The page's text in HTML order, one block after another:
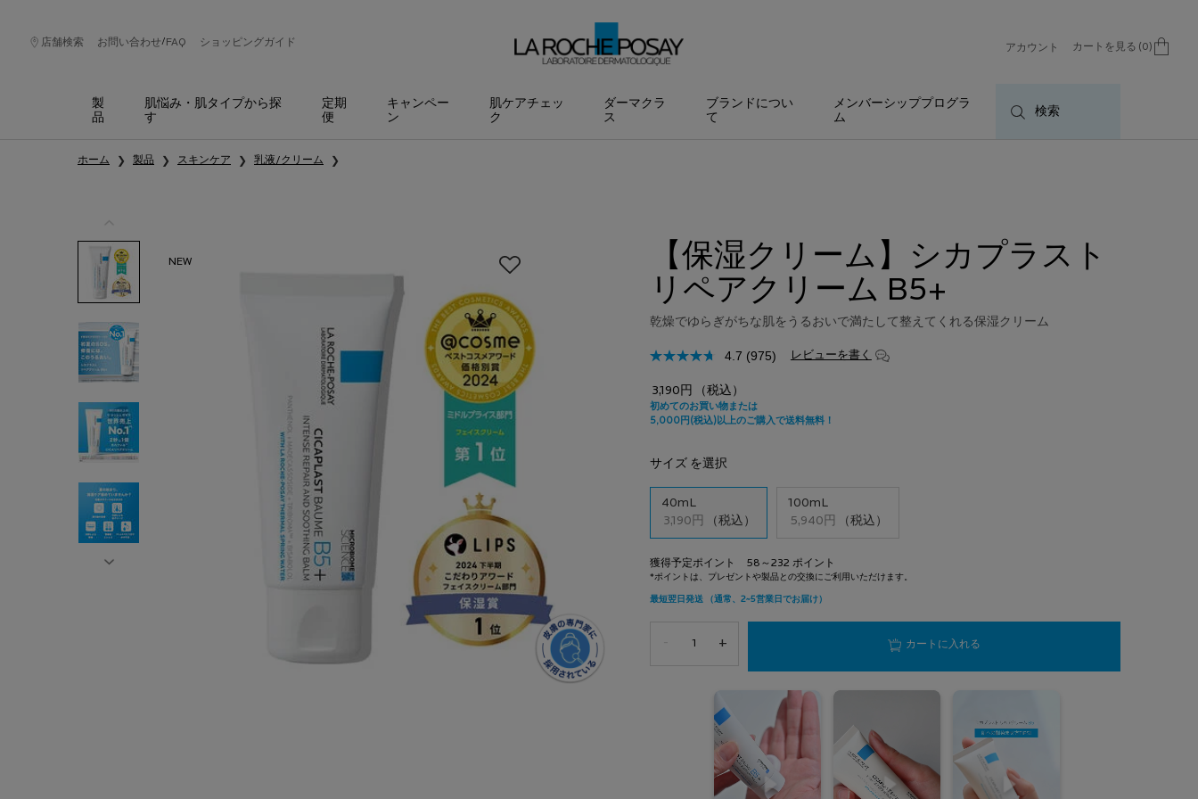
店舗検索 お問い合わせ/ FAQ ショッピングガイド
アカウント カートを見る 0
0 カート内の製品
製
品
肌悩み・肌タイプから探
す
定期
便
キャンペー
ン
肌ケアチェッ
ク
ダーマクラ
ス
ブランドについ
て
メンバーシッププログラ
ム
検索
ホーム
製品 スキンケア 乳液/クリーム
【保湿クリーム】シカプラスト
リペアクリーム B5+​
乾燥でゆらぎがちな肌をうるおいで満たして整えてくれる保湿クリーム
4.7 (975) レビューを書く
NEW
3,190円 （税込）
サイズ を選択
選択済み
40mL
3,190円
（税込）
, 1/2 選択済み
100mL
5,940円
（税込）
, 2/2
獲得予定ポイント 58～232 ポイント
+ カートに入れる